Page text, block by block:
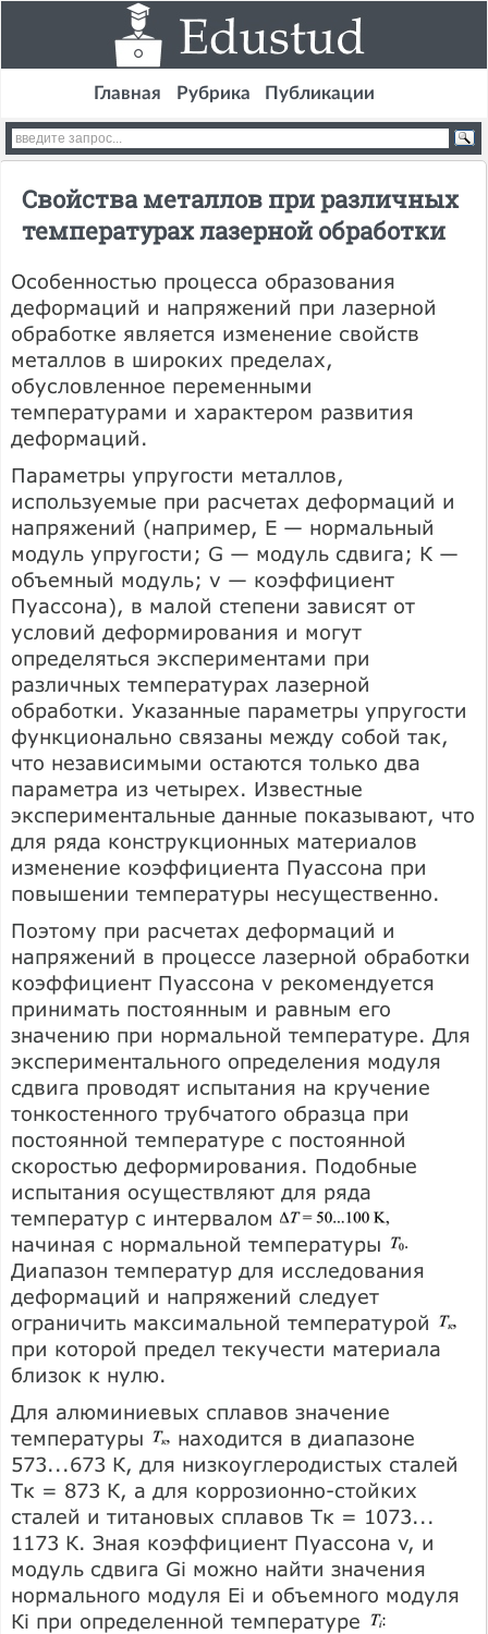
Главная Рубрика Публикации
Свойства металлов при различных
температурах лазерной обработки
Особенностью процесса образования
деформаций и напряжений при лазерной
обработке является изменение свойств
металлов в широких пределах,
обусловленное переменными
температурами и характером развития
деформаций.
Параметры упругости металлов,
используемые при расчетах деформаций и
напряжений (например, Е — нормальный
модуль упругости; G — модуль сдвига; К —
объемный модуль; v — коэффициент
Пуассона), в малой степени зависят от
условий деформирования и могут
определяться экспериментами при
различных температурах лазерной
обработки. Указанные параметры упругости
функционально связаны между собой так,
что независимыми остаются только два
параметра из четырех. Известные
экспериментальные данные показывают, что
для ряда конструкционных материалов
изменение коэффициента Пуассона при
повышении температуры несущественно.
Поэтому при расчетах деформаций и
напряжений в процессе лазерной обработки
коэффициент Пуассона v рекомендуется
принимать постоянным и равным его
значению при нормальной температуре. Для
экспериментального определения модуля
сдвига проводят испытания на кручение
тонкостенного трубчатого образца при
постоянной температуре с постоянной
скоростью деформирования. Подобные
испытания осуществляют для ряда
температур с интервалом
начиная с нормальной температуры
Диапазон температур для исследования
деформаций и напряжений следует
ограничить максимальной температурой
при которой предел текучести материала
близок к нулю.
Для алюминиевых сплавов значение
температуры
находится в диапазоне
573...673 К, для низкоуглеродистых сталей
Тк = 873 К, а для коррозионно-стойких
сталей и титановых сплавов Тк = 1073...
1173 К. Зная коэффициент Пуассона v, и
модуль сдвига Gi можно найти значения
нормального модуля Ei и объемного модуля
Кi при определенной температуре